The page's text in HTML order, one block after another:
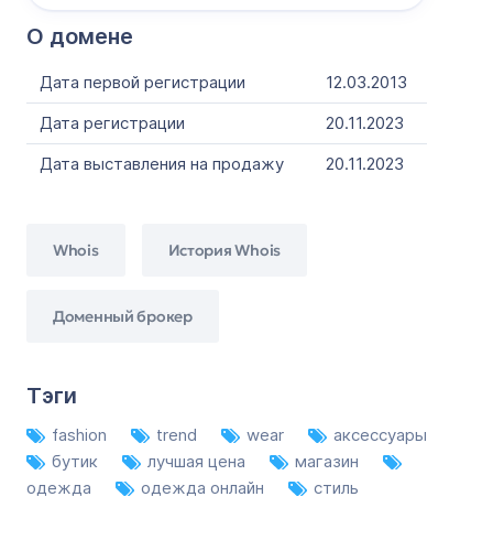
О домене
Дата первой регистрации
12.03.2013
Дата регистрации
20.11.2023
Дата выставления на продажу
20.11.2023
Whois История Whois
Доменный брокер
Тэги
fashion trend wear
аксессуары
бутик
лучшая цена
магазин
одежда
одежда онлайн стиль